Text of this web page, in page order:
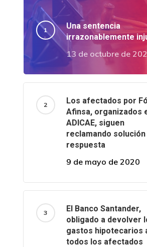
Una sentencia
irrazonablemente
13 de octubre de
Los afectados por
Afinsa, organizados
ADICAE, siguen
reclamando solución
respuesta
9 de mayo de 2020
El Banco Santander,
obligado a devolver
gastos hipotecarios
todos los afectados